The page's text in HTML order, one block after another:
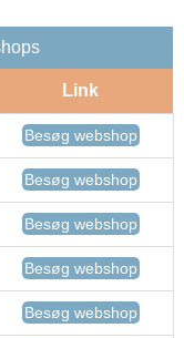
Link
Besøg webshop
Besøg webshop
Besøg webshop
Besøg webshop
Besøg webshop